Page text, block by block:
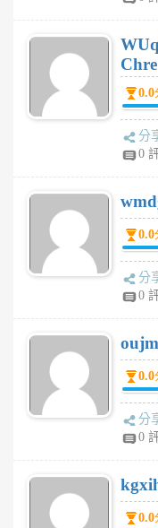
dY0.0
分
0
0.0
分
0
0.0
分
0
0.0